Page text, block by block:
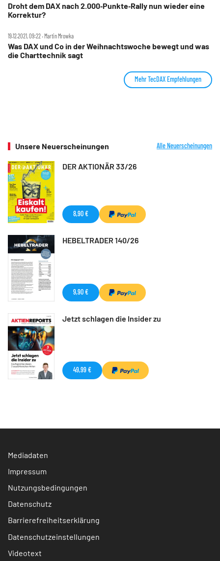
Droht dem DAX nach 2.000‑Punkte‑Rally nun wieder eine
Korrektur?
19.12.2021, 09:22 ‧ Martin Mrowka
Was DAX und Co in der Weihnachtswoche bewegt und was
die Charttechnik sagt
Mehr TecDAX Empfehlungen
Unsere Neuerscheinungen Alle Neuerscheinungen
DER AKTIONÄR 33/26
8,90 €
HEBELTRADER 140/26
9,90 €
Jetzt schlagen die Insider zu
49,99 €
Mediadaten
Impressum
Nutzungsbedingungen
Datenschutz
Barrierefreiheitserklärung
Datenschutzeinstellungen
Videotext